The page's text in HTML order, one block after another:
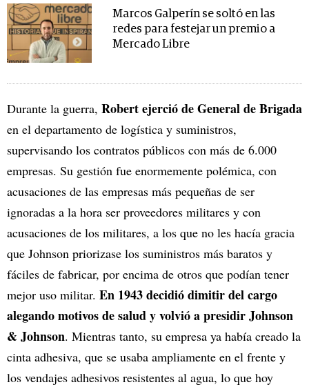
Marcos Galperín se soltó en las
redes para festejar un premio a
Mercado Libre
Durante la guerra, Robert ejerció de General de Brigada
en el departamento de logística y suministros,
supervisando los contratos públicos con más de 6.000
empresas. Su gestión fue enormemente polémica, con
acusaciones de las empresas más pequeñas de ser
ignoradas a la hora ser proveedores militares y con
acusaciones de los militares, a los que no les hacía gracia
que Johnson priorizase los suministros más baratos y
fáciles de fabricar, por encima de otros que podían tener
mejor uso militar. En 1943 decidió dimitir del cargo
alegando motivos de salud y volvió a presidir Johnson
& Johnson. Mientras tanto, su empresa ya había creado la
cinta adhesiva, que se usaba ampliamente en el frente y
los vendajes adhesivos resistentes al agua, lo que hoy